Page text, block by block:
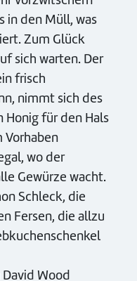
in den Müll, was
Zum Glück
sich warten. Der
frisch
nimmt sich des
Honig für den Hals
Vorhaben
wo der
Gewürze wacht.
Schleck, die
Fersen, die allzu
Wood